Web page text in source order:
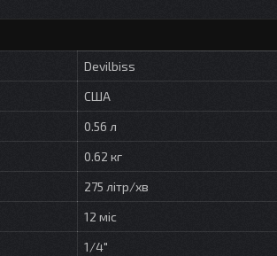
Devilbiss
США
0.56 л
0.62 кг
275 літр/хв
12 міс
1/4"